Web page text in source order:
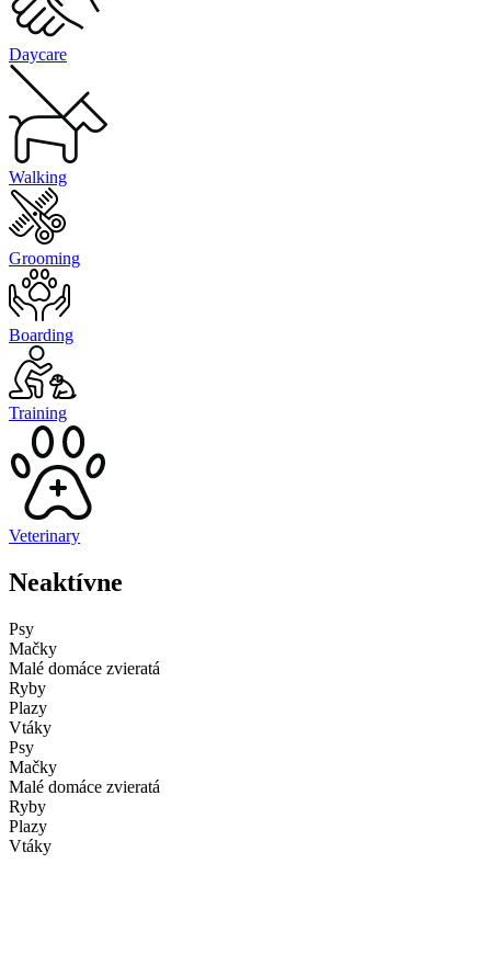
Daycare
Walking
Grooming
Boarding
Training
Veterinary
Neaktívne
Psy
Mačky
Malé domáce zvieratá
Ryby
Plazy
Vtáky
Psy
Mačky
Malé domáce zvieratá
Ryby
Plazy
Vtáky